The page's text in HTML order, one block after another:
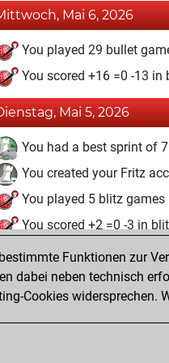
Mai 6, 2026
You played 29 bullet
You scored +16 =0 -13 in
Mai 5, 2026
You had a best sprint of
You created your Fritz
You played 5 blitz games
You scored +2 =0 -3 in
Oktober 23,
You created your Studies
Funktionen zur
dabei neben technisch
Cookies